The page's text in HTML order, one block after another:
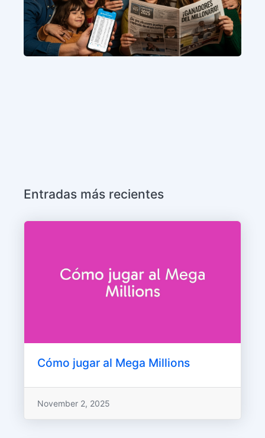
Entradas más recientes
Cómo jugar al Mega Millions
November 2, 2025